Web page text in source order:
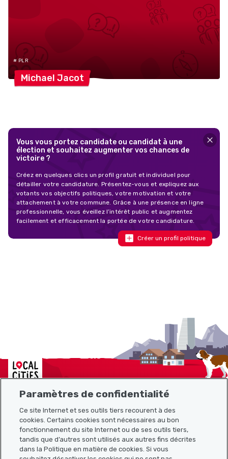
# PLR
Michael Jacot
Vous vous portez candidate ou candidat à une
élection et souhaitez augmenter vos chances de
victoire ?
Créez en quelques clics un profil gratuit et individuel pour
détailler votre candidature. Présentez-vous et expliquez aux
votants vos objectifs politiques, votre motivation et votre
attachement à votre commune. Grâce à une présence en ligne
professionnelle, vous éveillez l’intérêt public et augmentez
facilement et efficacement la portée de votre candidature.
Créer un profil politique
Localcities
Plan du site
Liens utiles
Paramètres de confidentialité
Ce site Internet et ses outils tiers recourent à des
cookies. Certains cookies sont nécessaires au bon
fonctionnement du site Internet ou de ses outils tiers,
tandis que d’autres sont utilisés aux autres fins décrites
dans la Politique en matière de cookies. Si vous